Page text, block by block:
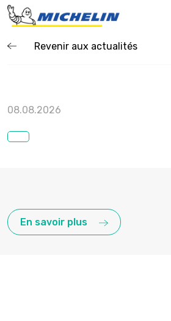
Revenir aux actualités
08.08.2026
En savoir plus